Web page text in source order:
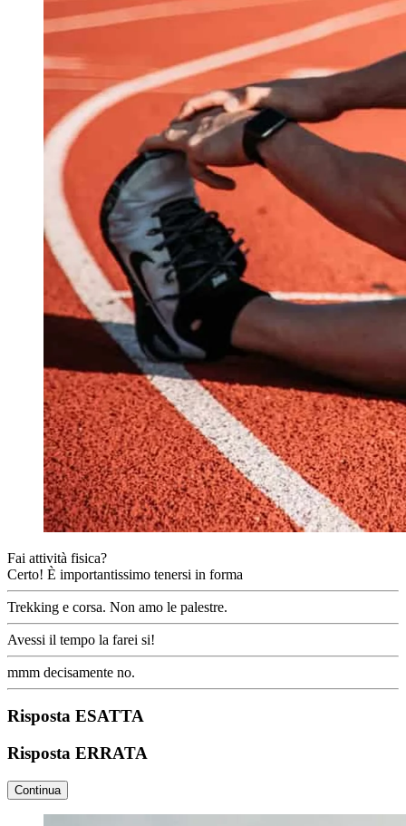
Fai attività fisica?
Certo! È importantissimo tenersi in forma
Trekking e corsa. Non amo le palestre.
Avessi il tempo la farei si!
mmm decisamente no.
Risposta ESATTA
Risposta ERRATA
Continua